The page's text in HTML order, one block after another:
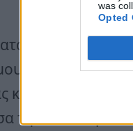
was
Opted
του μίλησε
στην οδό
και κατέβασε το
την Αστυνομία»,